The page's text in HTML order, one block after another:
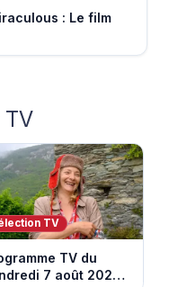
: Le film
TV
TV
TV du
7 août 2026 :